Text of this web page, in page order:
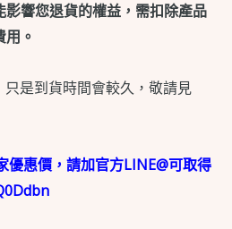
響您退貨的權益，需扣除產品
。
是到貨時間會較久，敬請見
優惠價，請加官方LINE@可取得